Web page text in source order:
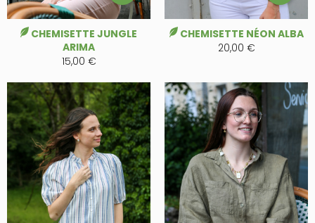
CHEMISETTE JUNGLE
ARIMA
15,00 €
CHEMISETTE NÉON ALBA
20,00 €